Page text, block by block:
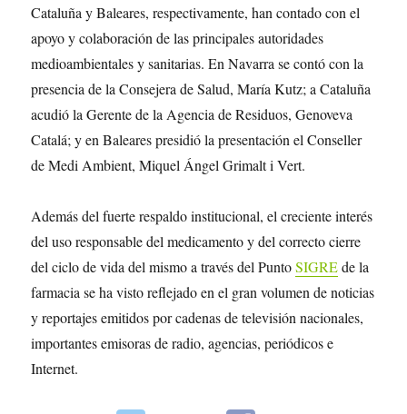
Cataluña y Baleares, respectivamente, han contado con el
apoyo y colaboración de las principales autoridades
medioambientales y sanitarias. En Navarra se contó con la
presencia de la Consejera de Salud, María Kutz; a Cataluña
acudió la Gerente de la Agencia de Residuos, Genoveva
Catalá; y en Baleares presidió la presentación el Conseller
de Medi Ambient, Miquel Ángel Grimalt i Vert.
Además del fuerte respaldo institucional, el creciente interés
del uso responsable del medicamento y del correcto cierre
del ciclo de vida del mismo a través del PuntoSIGREde la
farmacia se ha visto reflejado en el gran volumen de noticias
y reportajes emitidos por cadenas de televisión nacionales,
importantes emisoras de radio, agencias, periódicos e
Internet.